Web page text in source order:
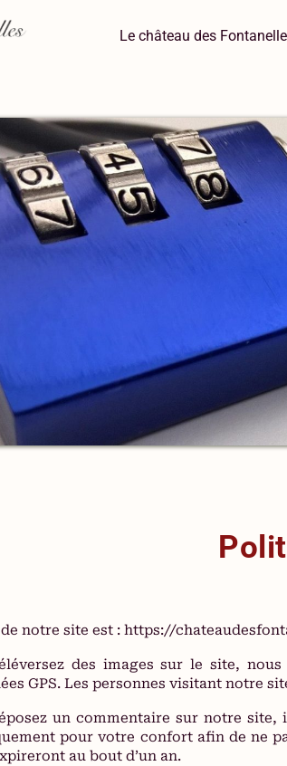
Le château des
de notre site est : https://
des images sur le site,
GPS. Les personnes visitant notre
un commentaire sur notre site,
pour votre confort afin de ne
au bout d’un an.